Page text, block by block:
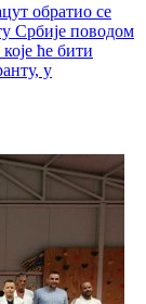
обратио се
Србије поводом
ће бити
у